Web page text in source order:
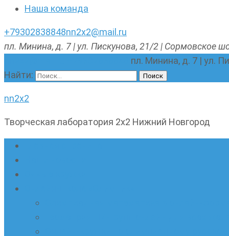
Наша команда
+79302838848nn2x2@mail.ru
пл. Минина, д. 7 | ул. Пискунова, 21/2 | Сормовское
пл. Минина, д. 7 | ул.
Найти:
nn2x2
Творческая лаборатория 2х2 Нижний Новгород